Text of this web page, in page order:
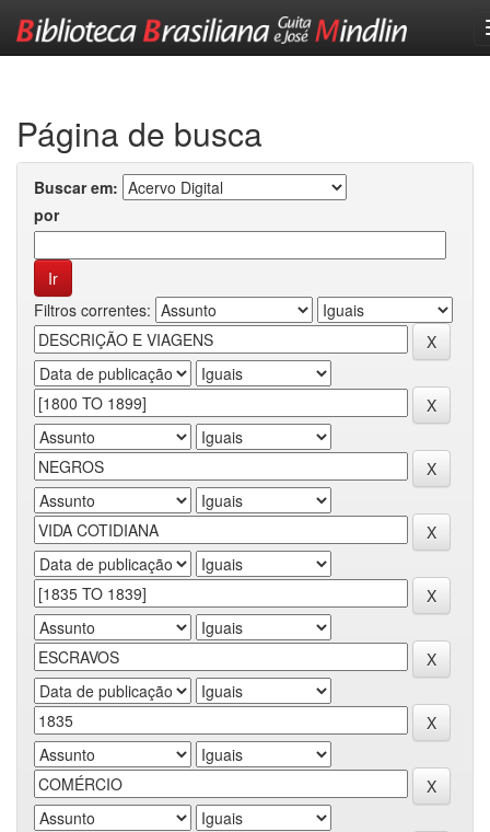
Página de busca
Buscar em:
por
Filtros correntes: